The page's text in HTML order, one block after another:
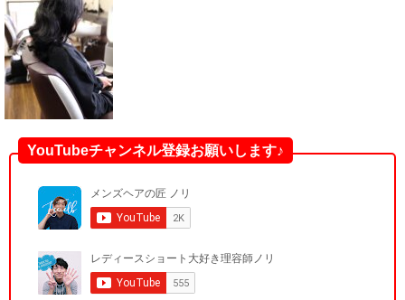
YouTubeチャンネル登録お願いします♪